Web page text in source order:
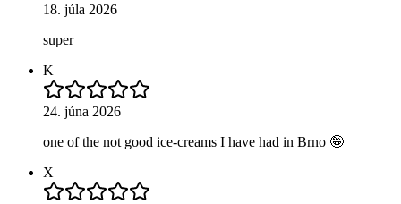
18. júla 2026
super
K
24. júna 2026
one of the not good ice-creams I have had in Brno 🤪
X